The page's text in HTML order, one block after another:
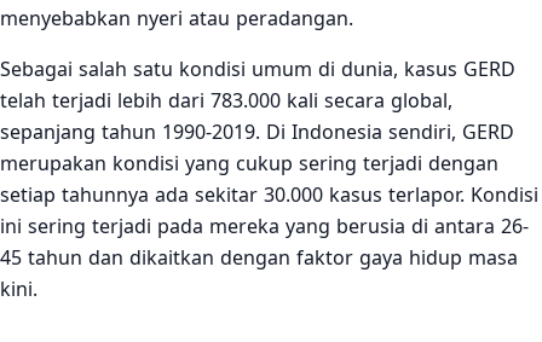
menyebabkan nyeri atau peradangan.
Sebagai salah satu kondisi umum di dunia, kasus GERD
telah terjadi lebih dari 783.000 kali secara global,
sepanjang tahun 1990-2019. Di Indonesia sendiri, GERD
merupakan kondisi yang cukup sering terjadi dengan
setiap tahunnya ada sekitar 30.000 kasus terlapor. Kondisi
ini sering terjadi pada mereka yang berusia di antara 26-
45 tahun dan dikaitkan dengan faktor gaya hidup masa
kini.